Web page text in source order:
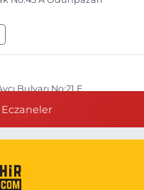
Bulvarı No:21 E
Caddesi No:8 B